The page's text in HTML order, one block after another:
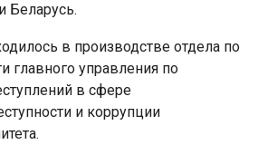
Беларусь.
в производстве отдела по
главного управления по
в сфере
и коррупции